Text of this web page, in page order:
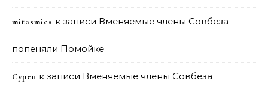
mitasmies к записи Вменяемые члены Совбеза
попеняли Помойке
Сурен к записи Вменяемые члены Совбеза